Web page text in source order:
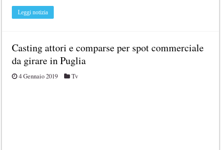
Leggi notizia
Casting attori e comparse per spot commerciale
da girare in Puglia
4 Gennaio 2019 Tv